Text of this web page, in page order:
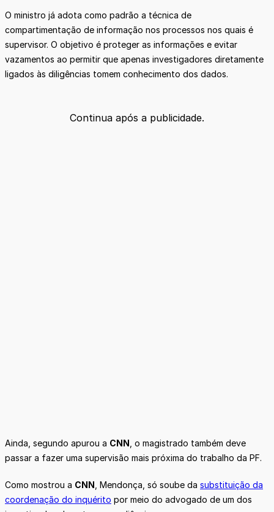
O ministro já adota como padrão a técnica de
compartimentação de informação nos processos nos quais é
supervisor. O objetivo é proteger as informações e evitar
vazamentos ao permitir que apenas investigadores diretamente
ligados às diligências tomem conhecimento dos dados.
Continua após a publicidade.
Ainda, segundo apurou a CNN , o magistrado também deve
passar a fazer uma supervisão mais próxima do trabalho da PF.
Como mostrou a CNN , Mendonça, só soube da substituição da
coordenação do inquérito por meio do advogado de um dos